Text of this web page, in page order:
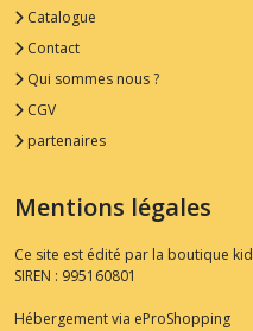
Catalogue
Contact
Qui sommes nous ?
CGV
partenaires
Mentions légales
Ce site est édité par la boutique
SIREN : 995160801
Hébergement via eProShopping